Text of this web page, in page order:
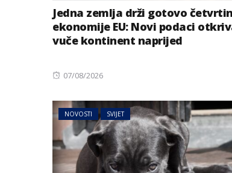
Jedna zemlja drži gotovo
ekonomije EU: Novi podaci
vuče kontinent naprijed
Posted
07/08/2026
NOVOSTI SVIJET
BIZNIS